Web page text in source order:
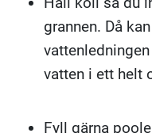
grannen. Då
vatten i ett helt
Fyll gärna